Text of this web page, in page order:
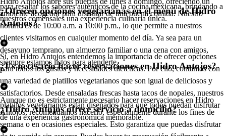
para resaltar los sabores auténticos de la cocina mexicana, brindando a
nuestros comensales una experiencia culinaria única.
ambiente acogedor para disfrutar de una buena comida. Nuestro
horario es de 10:00 a.m. a 10:00 p.m., lo que permite a nuestros
clientes visitarnos en cualquier momento del día. Ya sea para un
desayuno temprano, un almuerzo familiar o una cena con amigos,
siempre estamos listos para atenderte.
¿Ofrecen opciones vegetarianas en el menú de Hidro
Antojos?
Sí, en Hidro Antojos entendemos la importancia de ofrecer opciones
para todos los gustos y necesidades dietéticas. Por ello, contamos con
una variedad de platillos vegetarianos que son igual de deliciosos y
satisfactorios. Desde ensaladas frescas hasta tacos de nopales, nuestros
platillos vegetarianos están diseñados para que todos puedan disfrutar
de una experiencia gastronómica memorable.
¿Es necesario hacer reservaciones en Hidro Antojos?
Aunque no es estrictamente necesario hacer reservaciones en Hidro
Antojos, recomendamos hacerlo, especialmente durante los fines de
semana o en ocasiones especiales. Esto garantiza que puedas disfrutar
¿Hidro Antojos ofrece servicio a domicilio?